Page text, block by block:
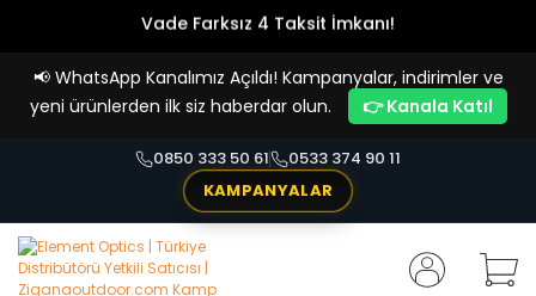
Vade Farksız 4 Taksit İmkanı!
📢 WhatsApp Kanalımız Açıldı! Kampanyalar, indirimler ve
yeni ürünlerden ilk siz haberdar olun.
👉 Kanala Katıl
0850 333 50 61
0533 374 90 11
KAMPANYALAR